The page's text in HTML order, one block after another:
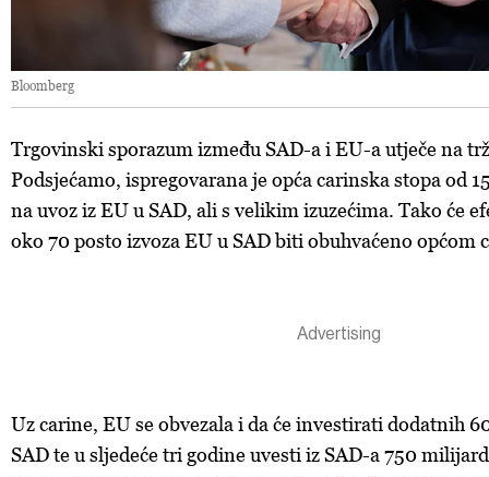
Bloomberg
Trgovinski sporazum između SAD-a i EU-a utječe na
Podsjećamo, ispregovarana je opća carinska stopa od
na uvoz iz EU u SAD, ali s velikim izuzećima. Tako će
oko 70 posto izvoza EU u SAD biti obuhvaćeno općom
Uz carine, EU se obvezala i da će investirati dodatnih
SAD te u sljedeće tri godine uvesti iz SAD-a 750